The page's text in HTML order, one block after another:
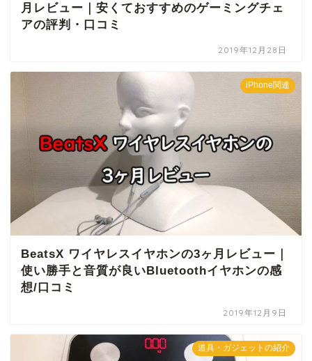
月レビュー｜安くておすすめのゲーミングチェ
アの評判・口コミ
2019年12月28日
iPhone関連
BeatsX ワイヤレスイヤホンの3ヶ月レビュー｜
使い勝手と音質が良いBluetoothイヤホンの感
想/口コミ
2019年12月9日
道具・ガジェットの紹介